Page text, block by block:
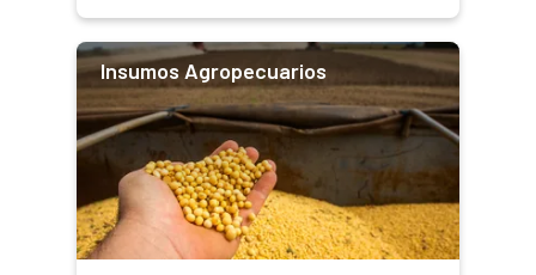
Insumos Agropecuarios